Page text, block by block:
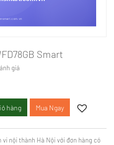
Smart
giá
hàng Mua Ngay
nội thành Hà Nội với đơn hàng có